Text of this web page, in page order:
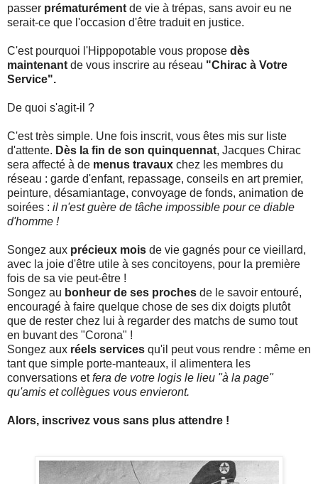
passer prématurément de vie à trépas, sans avoir eu ne
serait-ce que l'occasion d'être traduit en justice.
C'est pourquoi l'Hippopotable vous propose dès
maintenant de vous inscrire au réseau "Chirac à Votre
Service".
De quoi s'agit-il ?
C'est très simple. Une fois inscrit, vous êtes mis sur liste
d'attente. Dès la fin de son quinquennat, Jacques Chirac
sera affecté à de menus travaux chez les membres du
réseau : garde d'enfant, repassage, conseils en art premier,
peinture, désamiantage, convoyage de fonds, animation de
soirées : il n'est guère de tâche impossible pour ce diable
d'homme !
Songez aux précieux mois de vie gagnés pour ce vieillard,
avec la joie d'être utile à ses concitoyens, pour la première
fois de sa vie peut-être !
Songez au bonheur de ses proches de le savoir entouré,
encouragé à faire quelque chose de ses dix doigts plutôt
que de rester chez lui à regarder des matchs de sumo tout
en buvant des "Corona" !
Songez aux réels services qu'il peut vous rendre : même en
tant que simple porte-manteaux, il alimentera les
conversations etfera de votre logis le lieu "à la page"
qu'amis et collègues vous envieront.
Alors, inscrivez vous sans plus attendre !